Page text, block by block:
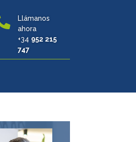
Llámanos
ahora
+34 952 215
747